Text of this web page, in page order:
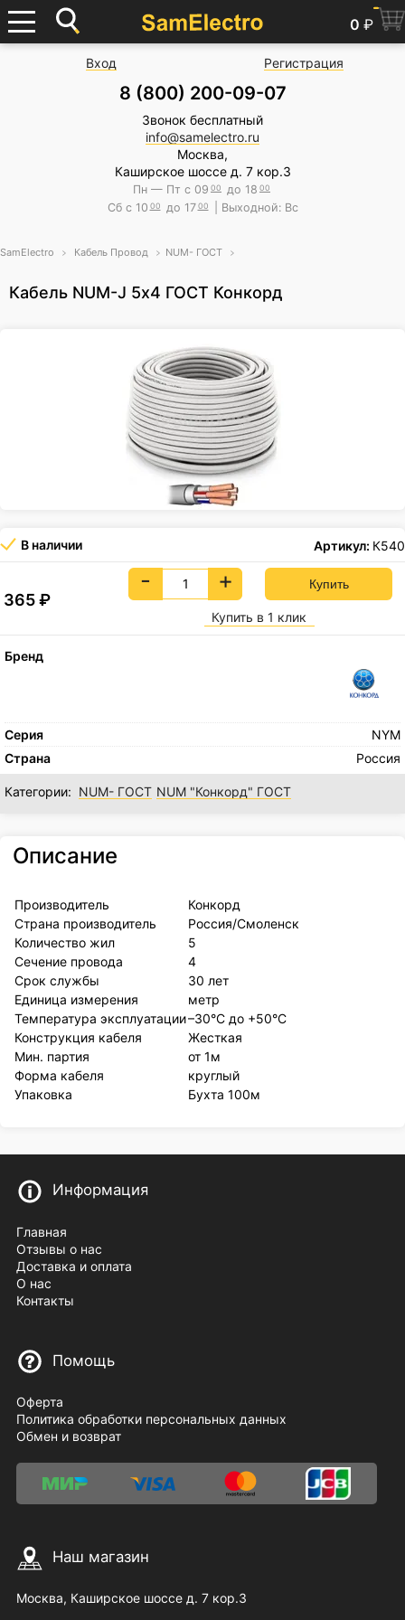
0 ₽
Вход Регистрация
8 (800) 200-09-07
Звонок бесплатный
info@samelectro.ru
Москва,
Каширское шоссе д. 7 кор.3
Пн — Пт с 09 00 до 18 00
Сб с 10 00 до 17 00 | Выходной: Вс
SamElectro Кабель Провод NUM- ГОСТ
Кабель NUM-J 5х4 ГОСТ Конкорд
В наличии Артикул: К540
365₽
- +
Купить в 1 клик
Бренд
Серия
NYM
Страна
Россия
Категории: NUM- ГОСТ NUM "Конкорд" ГОСТ
Описание
Производитель
Конкорд
Страна производитель
Россия/Смоленск
Количество жил
5
Сечение провода
4
Срок службы
30 лет
Единица измерения
метр
Температура эксплуатации–30°С до +50°С
Конструкция кабеля
Жесткая
Мин. партия
от 1м
Форма кабеля
круглый
Упаковка
Бухта 100м
Информация
Главная
Отзывы о нас
Доставка и оплата
О нас
Контакты
Помощь
Оферта
Политика обработки персональных данных
Обмен и возврат
Наш магазин
Москва, Каширское шоссе д. 7 кор.3